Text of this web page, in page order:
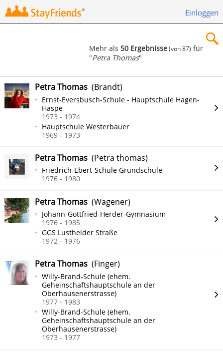
Einloggen
Suchen
Mehr als 50 Ergebnisse (von 87) für
"Petra Thomas"
Petra Thomas (Brandt)
Ernst-Eversbusch-Schule - Hauptschule Hagen-
Haspe
1973 - 1974
Hauptschule Westerbauer
1969 - 1973
Petra Thomas (Petra thomas)
Friedrich-Ebert-Schule Grundschule
1976 - 1980
Petra Thomas (Wagener)
Johann-Gottfried-Herder-Gymnasium
1976 - 1985
GGS Lustheider Straße
1972 - 1976
Petra Thomas (Finger)
Willy-Brand-Schule (ehem.
Geheinschaftshauptschule an der
Oberhausenerstrasse)
1977 - 1983
Willy-Brand-Schule (ehem.
Geheinschaftshauptschule an der
Oberhausenerstrasse)
1973 - 1977